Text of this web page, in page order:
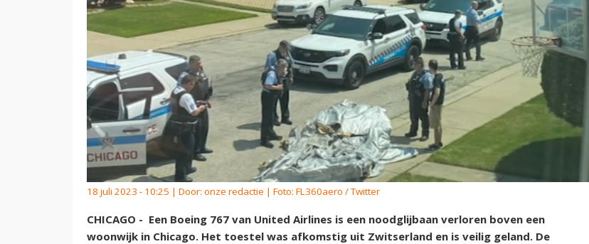
18 juli 2023 - 10:25 | Door: onze redactie | Foto: FL360aero / Twitter
CHICAGO - Een Boeing 767 van United Airlines is een noodglijbaan verloren boven een
woonwijk in Chicago. Het toestel was afkomstig uit Zwitserland en is veilig geland. De